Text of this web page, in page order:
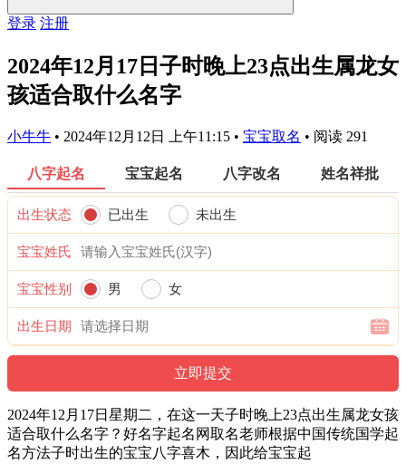
登录 注册
2024年12月17日子时晚上23点出生属龙女
孩适合取什么名字
小牛牛 • 2024年12月12日 上午11:15 • 宝宝取名 • 阅读 291
八字起名 宝宝起名 八字改名 姓名祥批
出生状态 已出生 未出生
宝宝姓氏
宝宝性别 男 女
出生日期
2024年12月17日星期二，在这一天子时晚上23点出生属龙女孩
适合取什么名字？好名字起名网取名老师根据中国传统国学起
名方法子时出生的宝宝八字喜木，因此给宝宝起